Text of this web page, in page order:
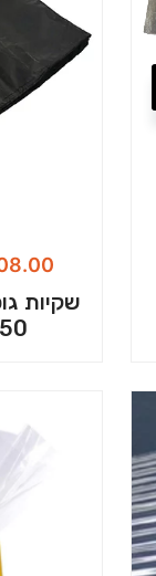
שקיות
44/